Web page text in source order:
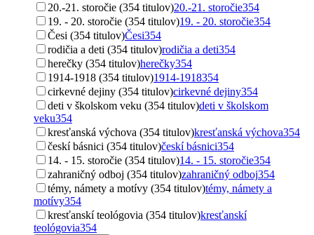
20.-21. storočie (354 titulov)20.-21. storočie354
19. - 20. storočie (354 titulov)19. - 20. storočie354
Česi (354 titulov)Česi354
rodičia a deti (354 titulov)rodičia a deti354
herečky (354 titulov)herečky354
1914-1918 (354 titulov)1914-1918354
cirkevné dejiny (354 titulov)cirkevné dejiny354
deti v školskom veku (354 titulov)deti v školskom
veku354
kresťanská výchova (354 titulov)kresťanská výchova354
českí básnici (354 titulov)českí básnici354
14. - 15. storočie (354 titulov)14. - 15. storočie354
zahraničný odboj (354 titulov)zahraničný odboj354
témy, námety a motívy (354 titulov)témy, námety a
motívy354
kresťanskí teológovia (354 titulov)kresťanskí
teológovia354